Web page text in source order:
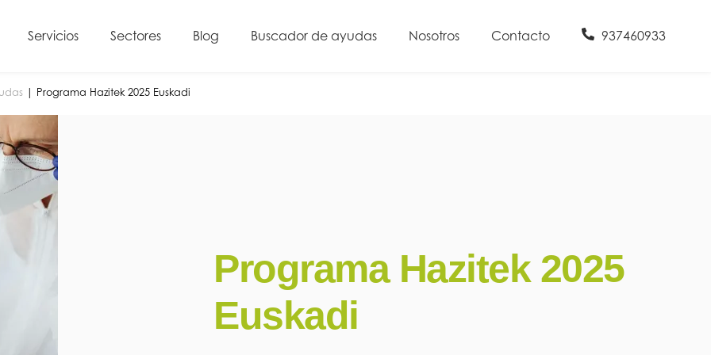
Servicios Sectores Blog Buscador de ayudas Nosotros Contacto 937460933
Programa Hazitek 2025 Euskadi
Programa Hazitek 2025
Euskadi